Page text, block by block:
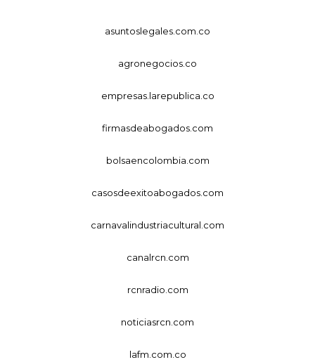
asuntoslegales.com.co
agronegocios.co
empresas.larepublica.co
firmasdeabogados.com
bolsaencolombia.com
casosdeexitoabogados.com
carnavalindustriacultural.com
canalrcn.com
rcnradio.com
noticiasrcn.com
lafm.com.co